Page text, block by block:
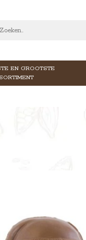
EN GROOTSTE